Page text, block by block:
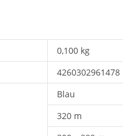
0,100 kg
4260302961478
Blau
320 m